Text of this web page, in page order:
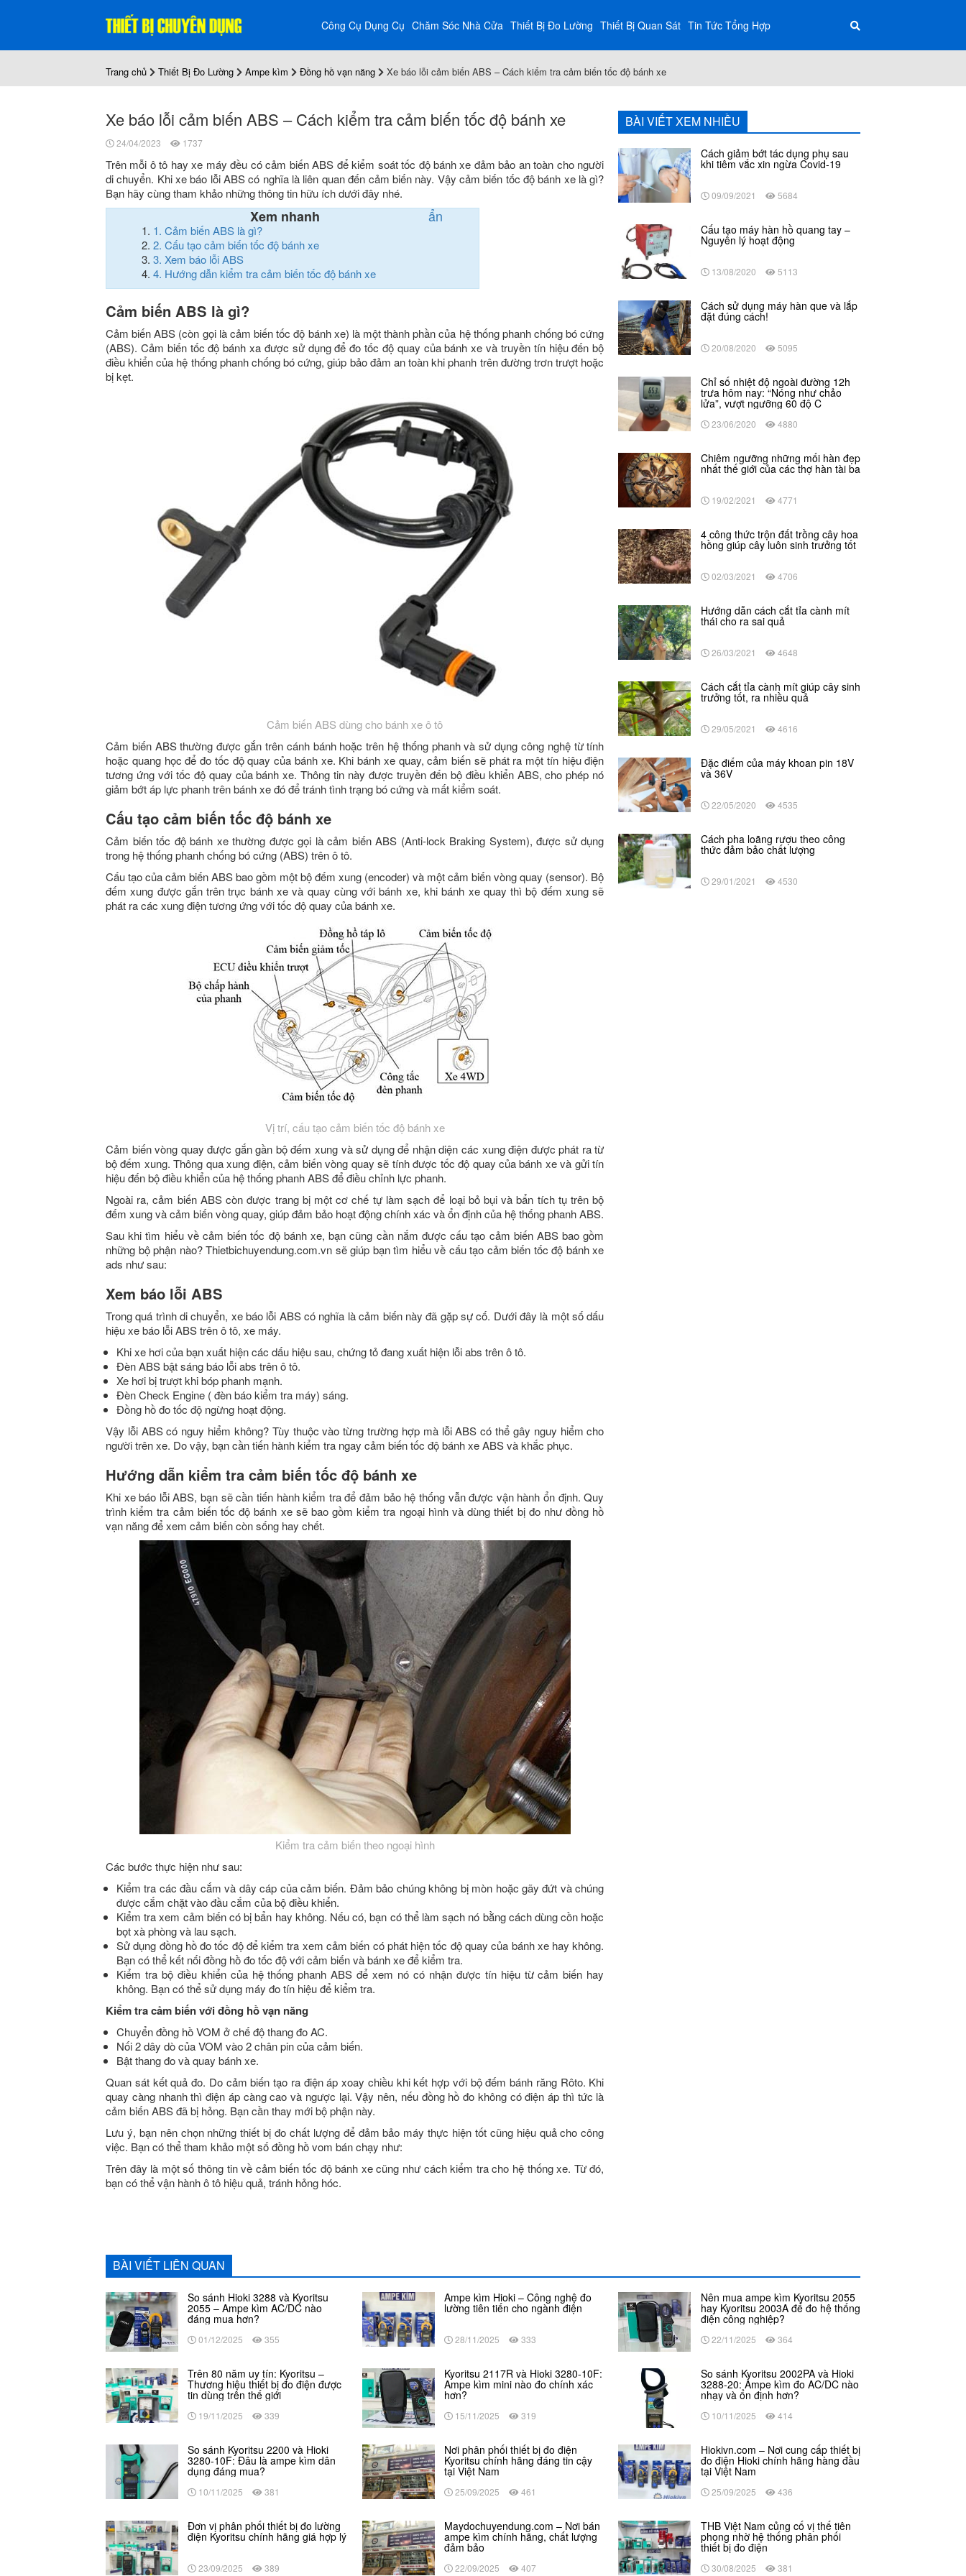
Công Cụ Dụng Cụ Chăm Sóc Nhà Cửa Thiết Bị Đo Lường Thiết Bị Quan Sát Tin Tức Tổng Hợp
Trang chủ Thiết Bị Đo Lường Ampe kìm Đồng hồ vạn năng Xe báo lỗi cảm biến ABS – Cách kiểm tra cảm biến tốc độ bánh xe
Xe báo lỗi cảm biến ABS – Cách kiểm tra cảm biến tốc độ bánh xe
24/04/2023 1737
Trên mỗi ô tô hay xe máy đều có cảm biến ABS để kiểm soát tốc độ bánh xe đảm bảo an toàn cho người
di chuyển. Khi xe báo lỗi ABS có nghĩa là liên quan đến cảm biến này. Vậy cảm biến tốc độ bánh xe là gì?
Bạn hãy cùng tham khảo những thông tin hữu ích dưới đây nhé.
Xem nhanh ẩn
1. Cảm biến ABS là gì?
2. Cấu tạo cảm biến tốc độ bánh xe
3. Xem báo lỗi ABS
4. Hướng dẫn kiểm tra cảm biến tốc độ bánh xe
Cảm biến ABS là gì?
Cảm biến ABS (còn gọi là cảm biến tốc độ bánh xe) là một thành phần của hệ thống phanh chống bó cứng
(ABS). Cảm biến tốc độ bánh xa được sử dụng để đo tốc độ quay của bánh xe và truyền tín hiệu đến bộ
điều khiển của hệ thống phanh chống bó cứng, giúp bảo đảm an toàn khi phanh trên đường trơn trượt hoặc
bị kẹt.
Cảm biến ABS dùng cho bánh xe ô tô
Cảm biến ABS thường được gắn trên cánh bánh hoặc trên hệ thống phanh và sử dụng công nghệ từ tính
hoặc quang học để đo tốc độ quay của bánh xe. Khi bánh xe quay, cảm biến sẽ phát ra một tín hiệu điện
tương ứng với tốc độ quay của bánh xe. Thông tin này được truyền đến bộ điều khiển ABS, cho phép nó
giảm bớt áp lực phanh trên bánh xe đó để tránh tình trạng bó cứng và mất kiểm soát.
Cấu tạo cảm biến tốc độ bánh xe
Cảm biến tốc độ bánh xe thường được gọi là cảm biến ABS (Anti-lock Braking System), được sử dụng
trong hệ thống phanh chống bó cứng (ABS) trên ô tô.
Cấu tạo của cảm biến ABS bao gồm một bộ đếm xung (encoder) và một cảm biến vòng quay (sensor). Bộ
đếm xung được gắn trên trục bánh xe và quay cùng với bánh xe, khi bánh xe quay thì bộ đếm xung sẽ
phát ra các xung điện tương ứng với tốc độ quay của bánh xe.
Vị trí, cấu tạo cảm biến tốc độ bánh xe
Cảm biến vòng quay được gắn gần bộ đếm xung và sử dụng để nhận diện các xung điện được phát ra từ
bộ đếm xung. Thông qua xung điện, cảm biến vòng quay sẽ tính được tốc độ quay của bánh xe và gửi tín
hiệu đến bộ điều khiển của hệ thống phanh ABS để điều chỉnh lực phanh.
Ngoài ra, cảm biến ABS còn được trang bị một cơ chế tự làm sạch để loại bỏ bụi và bẩn tích tụ trên bộ
đếm xung và cảm biến vòng quay, giúp đảm bảo hoạt động chính xác và ổn định của hệ thống phanh ABS.
Sau khi tìm hiểu về cảm biến tốc độ bánh xe, bạn cũng cần nắm được cấu tạo cảm biến ABS bao gồm
những bộ phận nào? Thietbichuyendung.com.vn sẽ giúp bạn tìm hiểu về cấu tạo cảm biến tốc độ bánh xe
ads như sau:
Xem báo lỗi ABS
Trong quá trình di chuyển, xe báo lỗi ABS có nghĩa là cảm biến này đã gặp sự cố. Dưới đây là một số dấu
hiệu xe báo lỗi ABS trên ô tô, xe máy.
Khi xe hơi của bạn xuất hiện các dấu hiệu sau, chứng tỏ đang xuất hiện lỗi abs trên ô tô.
Đèn ABS bật sáng báo lỗi abs trên ô tô.
Xe hơi bị trượt khi bóp phanh mạnh.
Đèn Check Engine ( đèn báo kiểm tra máy) sáng.
Đồng hồ đo tốc độ ngừng hoạt động.
Vậy lỗi ABS có nguy hiểm không? Tùy thuộc vào từng trường hợp mà lỗi ABS có thể gây nguy hiểm cho
người trên xe. Do vậy, bạn cần tiến hành kiểm tra ngay cảm biến tốc độ bánh xe ABS và khắc phục.
Hướng dẫn kiểm tra cảm biến tốc độ bánh xe
Khi xe báo lỗi ABS, bạn sẽ cần tiến hành kiểm tra để đảm bảo hệ thống vẫn được vận hành ổn định. Quy
trình kiểm tra cảm biến tốc độ bánh xe sẽ bao gồm kiểm tra ngoại hình và dùng thiết bị đo như đồng hồ
vạn năng để xem cảm biến còn sống hay chết.
Kiểm tra cảm biến theo ngoại hình
Các bước thực hiện như sau:
Kiểm tra các đầu cắm và dây cáp của cảm biến. Đảm bảo chúng không bị mòn hoặc gãy đứt và chúng
được cắm chặt vào đầu cắm của bộ điều khiển.
Kiểm tra xem cảm biến có bị bẩn hay không. Nếu có, bạn có thể làm sạch nó bằng cách dùng cồn hoặc
bọt xà phòng và lau sạch.
Sử dụng đồng hồ đo tốc độ để kiểm tra xem cảm biến có phát hiện tốc độ quay của bánh xe hay không.
Bạn có thể kết nối đồng hồ đo tốc độ với cảm biến và bánh xe để kiểm tra.
Kiểm tra bộ điều khiển của hệ thống phanh ABS để xem nó có nhận được tín hiệu từ cảm biến hay
không. Bạn có thể sử dụng máy đo tín hiệu để kiểm tra.
Kiểm tra cảm biến với đồng hồ vạn năng
Chuyển đồng hồ VOM ở chế độ thang đo AC.
Nối 2 dây dò của VOM vào 2 chân pin của cảm biến.
Bật thang đo và quay bánh xe.
Quan sát kết quả đo. Do cảm biến tạo ra điện áp xoay chiều khi kết hợp với bộ đếm bánh răng Rôto. Khi
quay càng nhanh thì điện áp càng cao và ngược lại. Vậy nên, nếu đồng hồ đo không có điện áp thì tức là
cảm biến ABS đã bị hỏng. Bạn cần thay mới bộ phận này.
Lưu ý, bạn nên chọn những thiết bị đo chất lượng để đảm bảo máy thực hiện tốt cũng hiệu quả cho công
việc. Bạn có thể tham khảo một số đồng hồ vom bán chạy như:
Trên đây là một số thông tin về cảm biến tốc độ bánh xe cũng như cách kiểm tra cho hệ thống xe. Từ đó,
bạn có thể vận hành ô tô hiệu quả, tránh hỏng hóc.
BÀI VIẾT XEM NHIỀU
Cách giảm bớt tác dụng phụ sau
khi tiêm vắc xin ngừa Covid-19
09/09/2021 5684
Cấu tạo máy hàn hồ quang tay –
Nguyên lý hoạt động
13/08/2020 5113
Cách sử dụng máy hàn que và lắp
đặt đúng cách!
20/08/2020 5095
Chỉ số nhiệt độ ngoài đường 12h
trưa hôm nay: “Nóng như chảo
lửa”, vượt ngưỡng 60 độ C
23/06/2020 4880
Chiêm ngưỡng những mối hàn đẹp
nhất thế giới của các thợ hàn tài ba
19/02/2021 4771
4 công thức trộn đất trồng cây hoa
hồng giúp cây luôn sinh trưởng tốt
02/03/2021 4706
Hướng dẫn cách cắt tỉa cành mít
thái cho ra sai quả
26/03/2021 4648
Cách cắt tỉa cành mít giúp cây sinh
trưởng tốt, ra nhiều quả
29/05/2021 4616
Đặc điểm của máy khoan pin 18V
và 36V
22/05/2020 4535
Cách pha loãng rượu theo công
thức đảm bảo chất lượng
29/01/2021 4530
BÀI VIẾT LIÊN QUAN
So sánh Hioki 3288 và Kyoritsu
2055 – Ampe kìm AC/DC nào
đáng mua hơn?
01/12/2025 355
Ampe kìm Hioki – Công nghệ đo
lường tiên tiến cho ngành điện
28/11/2025 333
Nên mua ampe kìm Kyoritsu 2055
hay Kyoritsu 2003A để đo hệ thống
điện công nghiệp?
22/11/2025 364
Trên 80 năm uy tín: Kyoritsu –
Thương hiệu thiết bị đo điện được
tin dùng trên thế giới
19/11/2025 339
Kyoritsu 2117R và Hioki 3280-10F:
Ampe kìm mini nào đo chính xác
hơn?
15/11/2025 319
So sánh Kyoritsu 2002PA và Hioki
3288-20: Ampe kìm đo AC/DC nào
nhạy và ổn định hơn?
10/11/2025 414
So sánh Kyoritsu 2200 và Hioki
3280-10F: Đâu là ampe kìm dân
dụng đáng mua?
10/11/2025 381
Nơi phân phối thiết bị đo điện
Kyoritsu chính hãng đáng tin cậy
tại Việt Nam
25/09/2025 461
Hiokivn.com – Nơi cung cấp thiết bị
đo điện Hioki chính hãng hàng đầu
tại Việt Nam
25/09/2025 436
Đơn vị phân phối thiết bị đo lường
điện Kyoritsu chính hãng giá hợp lý
23/09/2025 389
Maydochuyendung.com – Nơi bán
ampe kìm chính hãng, chất lượng
đảm bảo
22/09/2025 407
THB Việt Nam củng cố vị thế tiên
phong nhờ hệ thống phân phối
thiết bị đo điện
30/08/2025 381